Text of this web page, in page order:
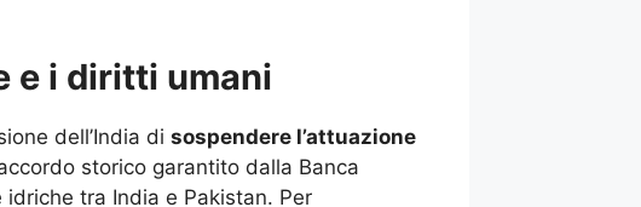
e i diritti umani
dell’India di sospendere l’attuazione
storico garantito dalla Banca
tra India e Pakistan. Per